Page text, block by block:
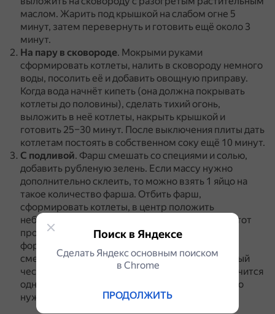
маслом. Жарить под крышкой на слабом огне 5
минут, затем перевернуть и готовить ещё около 3
минут.
На пару в сковороде. Мокрыми руками
сформировать котлеты, налить в сковороду немного
воды, посолить её и добавить овощную приправу.
Когда вода начнёт кипеть (она должна покрывать
котлеты до половины), сделать тихий огонь,
выложить в неё котлеты, накрыть крышкой и
готовить 25–30 минут. После выключения плиты дать
котлетам постоять в собственном соку ещё 10 минут.
С подливой. Фарш смешать со специями и солью,
добавить рубленую зелень. Если массу нужно
дополнительно склеить, то можно взять 1 яйцо на
такое количество фарша. Отбить фарш,
сформировать котлеты, в центр положить
небольшой кусочек сыра и сделать так, чтобы этот
продукт оказался внутри.Выложить котлеты в
форму для запекания.
смешать сметану, томатную пасту, измельчённый
чеснок, зелень и тёплую воду. Когда масса получится
однородной, полить ею котлеты.
Запекать блюдо
нужно около 35 минут.
Поиск в Яндексе
Сделать Яндекс основным поиском
в Сhrome
ПРОДОЛЖИТЬ